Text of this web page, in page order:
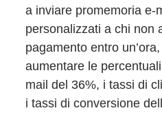
a inviare promemoria e-
personalizzati a chi non
pagamento entro
aumentare le
mail del 36%, i tassi di
i tassi di conversione